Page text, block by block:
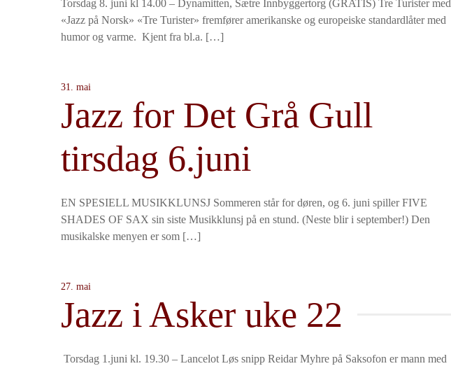
Torsdag 8. juni kl 14.00 – Dynamitten, Sætre Innbyggertorg (GRATIS) Tre Turister med
«Jazz på Norsk» «Tre Turister» fremfører amerikanske og europeiske standardlåter med
humor og varme. Kjent fra bl.a. […]
31. mai
Jazz for Det Grå Gull
tirsdag 6.juni
EN SPESIELL MUSIKKLUNSJ Sommeren står for døren, og 6. juni spiller FIVE
SHADES OF SAX sin siste Musikklunsj på en stund. (Neste blir i september!) Den
musikalske menyen er som […]
27. mai
Jazz i Asker uke 22
Torsdag 1.juni kl. 19.30 – Lancelot Løs snipp Reidar Myhre på Saksofon er mann med